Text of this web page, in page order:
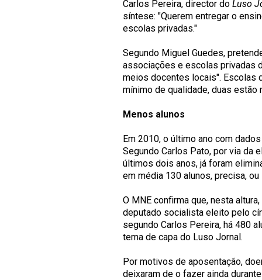
Carlos Pereira, director do Luso
síntese: "Querem entregar o
escolas privadas."
Segundo Miguel Guedes,
associações e escolas privadas
meios docentes locais". Escolas
mínimo de qualidade, duas
Menos alunos
Em 2010, o último ano com
Segundo Carlos Pato, por via da
últimos dois anos, já foram
em média 130 alunos, precisa,
O MNE confirma que, nesta
deputado socialista eleito pelo
segundo Carlos Pereira, há 480
tema de capa do Luso Jornal.
Por motivos de aposentação,
deixaram de o fazer ainda